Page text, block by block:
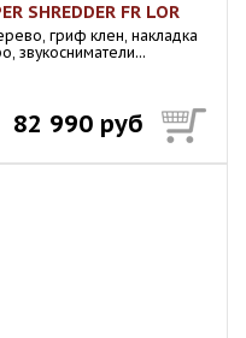
SHREDDER FR LOR
гриф клен, накладка
звукосниматели...
82 990 руб